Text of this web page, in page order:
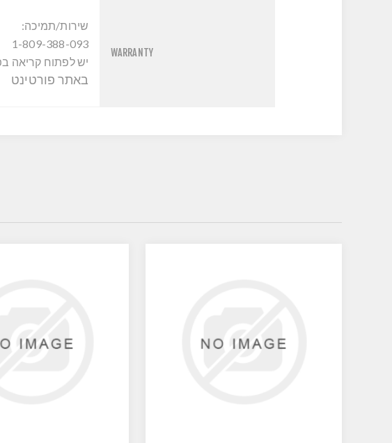
WARRANTY
שירות/תמיכה:
1-809-388-093
יש לפתוח קריאה
באתר פורטינט